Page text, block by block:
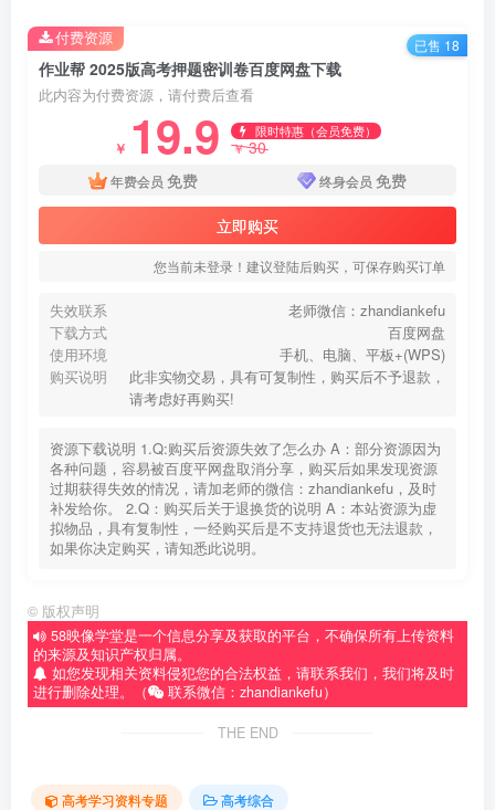
作业帮 2025版高考押题密训卷百度网盘下载
此内容为付费资源，请付费后查看
￥ 19.9 限时特惠（会员免费）
￥30
年费会员 免费 终身会员 免费
立即购买
您当前未登录！建议登陆后购买，可保存购买订单
失效联系
老师微信：zhandiankefu
下载方式
百度网盘
使用环境
手机、电脑、平板+(WPS)
购买说明
此非实物交易，具有可复制性，购买后不予退款，
请考虑好再购买!
资源下载说明 1.Q:购买后资源失效了怎么办 A：部分资源因为
各种问题，容易被百度平网盘取消分享，购买后如果发现资源
过期获得失效的情况，请加老师的微信：zhandiankefu，及时
补发给你。 2.Q：购买后关于退换货的说明 A：本站资源为虚
拟物品，具有复制性，一经购买后是不支持退货也无法退款，
如果你决定购买，请知悉此说明。
付费资源 已售 18
© 版权声明
58映像学堂是一个信息分享及获取的平台，不确保所有上传资料
的来源及知识产权归属。
如您发现相关资料侵犯您的合法权益，请联系我们，我们将及时
进行删除处理。（
联系微信：zhandiankefu）
THE END
高考学习资料专题
高考综合